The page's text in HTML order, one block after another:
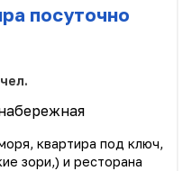
посуточно
квартира под ключ,
зори,) и ресторана